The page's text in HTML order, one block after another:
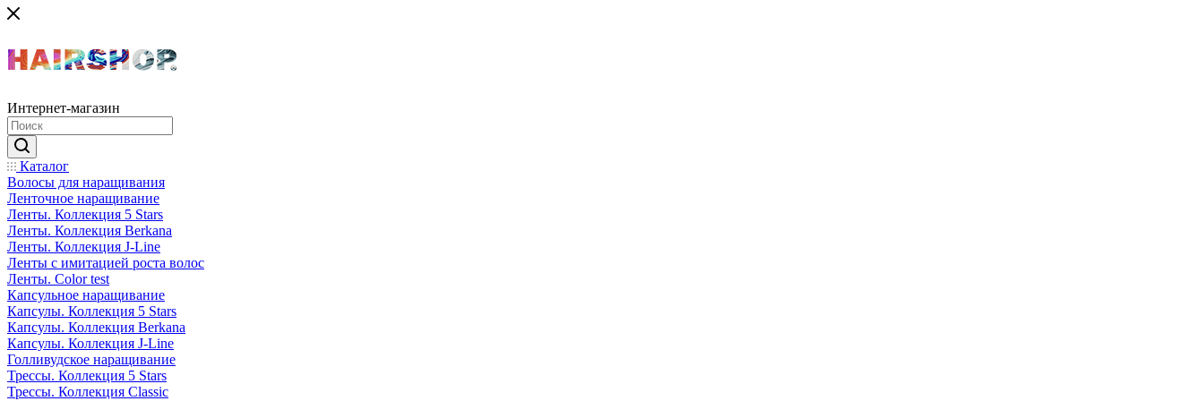
Интернет-магазин
Каталог
Волосы для наращивания
Ленточное наращивание
Ленты. Коллекция 5 Stars
Ленты. Коллекция Berkana
Ленты. Коллекция J-Line
Ленты с имитацией роста волос
Ленты. Color test
Капсульное наращивание
Капсулы. Коллекция 5 Stars
Капсулы. Коллекция Berkana
Капсулы. Коллекция J-Line
Голливудское наращивание
Трессы. Коллекция 5 Stars
Трессы. Коллекция Classic